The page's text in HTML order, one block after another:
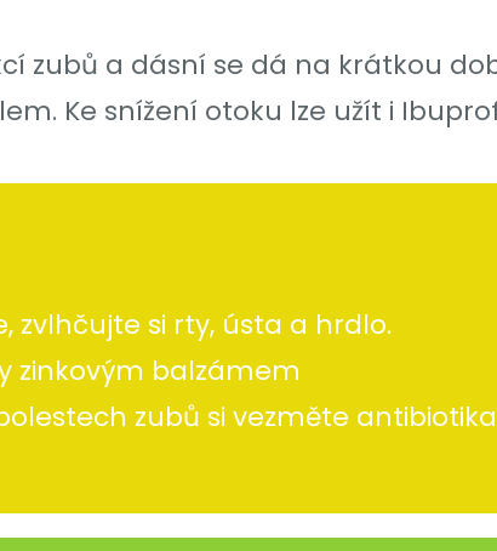
zubů a dásní se dá na krátkou
Ke snížení otoku lze užít i
zvlhčujte si rty, ústa a hrdlo.
zinkovým balzámem
zubů si vezměte